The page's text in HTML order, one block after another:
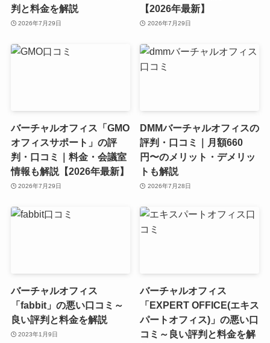
判と料金を解説
2026年7月29日
【2026年最新】
2026年7月29日
バーチャルオフィス「GMO
オフィスサポート」の評
判・口コミ｜料金・会議室
情報も解説【2026年最新】
2026年7月29日
DMMバーチャルオフィスの
評判・口コミ｜月額660
円〜のメリット・デメリッ
トも解説
2026年7月28日
バーチャルオフィス
「fabbit」の悪い口コミ～
良い評判と料金を解説
2023年1月9日
バーチャルオフィス
「EXPERT OFFICE(エキス
パートオフィス)」の悪い口
コミ～良い評判と料金を解